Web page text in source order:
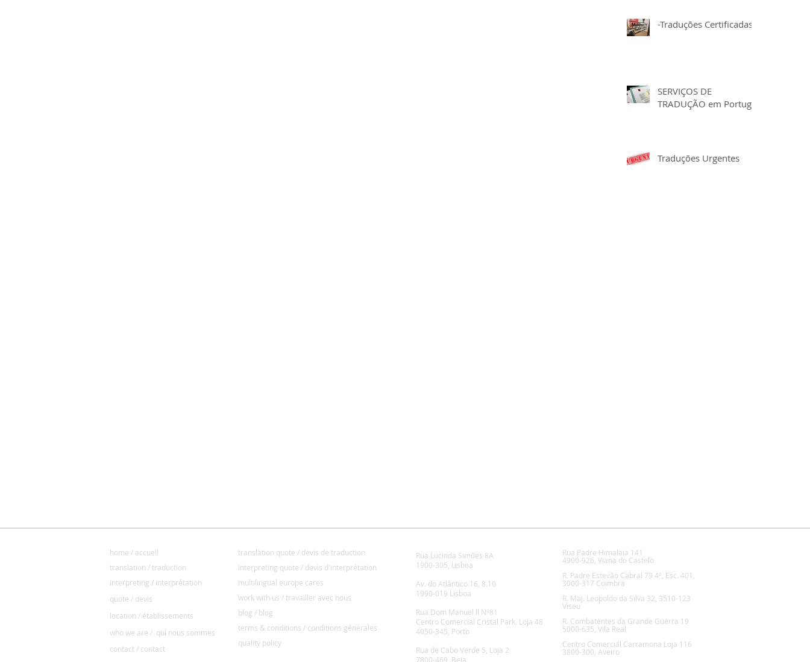
-Traduções Certificadas-
SERVIÇOS DE
TRADUÇÃO em Portugal
Traduções Urgentes
home / accueil
translation / traduction
interpreting / interprétation
ORÇAMENTO
quote / devis
ONDE ESTAMOS
location / établissements
who we are / qui nous sommes
contact / contact
translation quote / devis de traduction
ORÇAMENTO DE INTERPRETAÇÃO
interpreting quote / devis d'interprétation
MULTILINGUAL EUROPE CARES
multilingual europe cares
TRABALHE CONOSCO
work with us /travailler avec nous
blog / blog
TERMOS E CONDIÇÕES
terms & conditions / conditions générales
POLITICA DE QUALIDADE
quality policy
Rua Lucinda Simões 8A
1900-305, Lisboa
Av. do Atlântico 16, 8.10
1990-019 Lisboa
Rua Dom Manuel ll Nº81
Centro Comercial Cristal Park, Loja 48
4050-345, Porto
Rua de Cabo Verde 5, Loja 2
7800-469, Beja
Rua Padre Himalaia 141
4900-926, Viana do Castelo
COIMBRA
R. Padre Estevão Cabral 79 4º, Esc. 401,
3000-317 Coimbra
R. Maj. Leopoldo da Silva 32, 3510-123
Viseu
R. Combatentes da Grande Guerra 19
5000-635, Vila Real
Centro Comercial Carramona Loja 116
3800-300, Aveiro